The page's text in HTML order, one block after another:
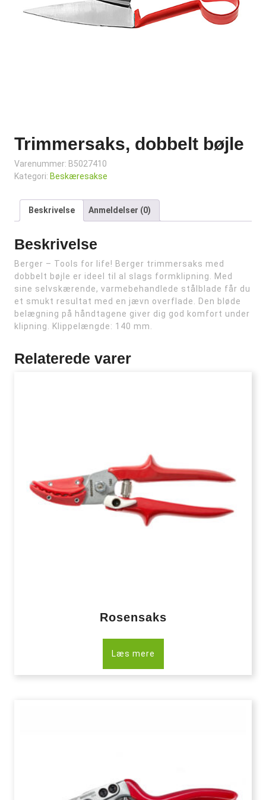
Trimmersaks, dobbelt bøjle
Varenummer: B5027410
Kategori: Beskæresakse
Beskrivelse Anmeldelser (0)
Beskrivelse
Berger – Tools for life! Berger trimmersaks med
dobbelt bøjle er ideel til al slags formklipning. Med
sine selvskærende, varmebehandlede stålblade får du
et smukt resultat med en jævn overflade. Den bløde
belægning på håndtagene giver dig god komfort under
klipning. Klippelængde: 140 mm.
Relaterede varer
Rosensaks
Læs mere